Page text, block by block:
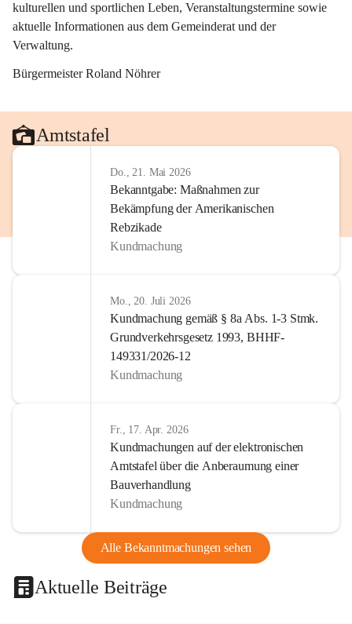
kulturellen und sportlichen Leben, Veranstaltungstermine sowie
aktuelle Informationen aus dem Gemeinderat und der
Verwaltung.
Bürgermeister Roland Nöhrer
Amtstafel
Do., 21. Mai 2026
Bekanntgabe: Maßnahmen zur
Bekämpfung der Amerikanischen
Rebzikade
Kundmachung
Mo., 20. Juli 2026
Kundmachung gemäß § 8a Abs. 1-3 Stmk.
Grundverkehrsgesetz 1993, BHHF-
149331/2026-12
Kundmachung
Fr., 17. Apr. 2026
Kundmachungen auf der elektronischen
Amtstafel über die Anberaumung einer
Bauverhandlung
Kundmachung
Alle Bekanntmachungen sehen
Aktuelle Beiträge